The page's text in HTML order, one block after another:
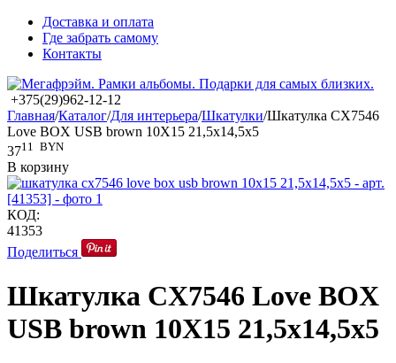
Доставка и оплата
Где забрать самому
Контакты
+375(29)962-12-12
Главная/Каталог/Для интерьера/Шкатулки/Шкатулка CX7546
Love BOX USB brown 10X15 21,5x14,5x5
3711 BYN
В корзину
КОД:
41353
Поделиться
Шкатулка CX7546 Love BOX
USB brown 10X15 21,5x14,5x5